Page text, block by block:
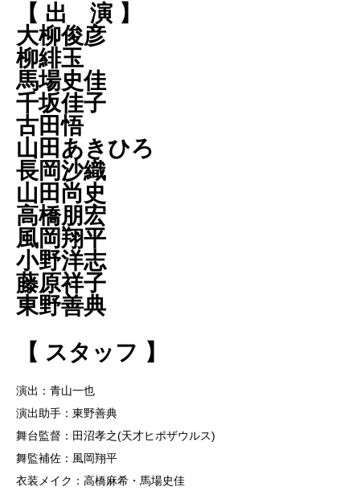
【 出 演 】
大柳俊彦
柳緋玉
馬場史佳
千坂佳子
古田悟
山田あきひろ
長岡沙織
山田尚史
高橋朋宏
風岡翔平
小野洋志
藤原祥子
東野善典
【 スタッフ 】
演出：青山一也
演出助手：東野善典
舞台監督：田沼孝之(天才ヒポザウルス)
舞監補佐：風岡翔平
衣装メイク：高橋麻希・馬場史佳